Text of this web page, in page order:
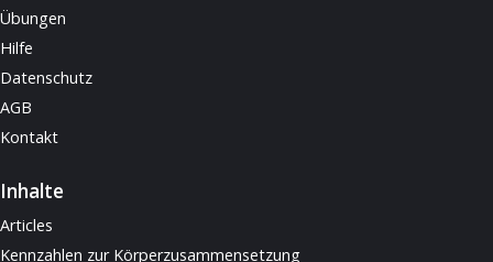
Übungen
Hilfe
Datenschutz
AGB
Kontakt
Inhalte
Articles
Kennzahlen zur Körperzusammensetzung